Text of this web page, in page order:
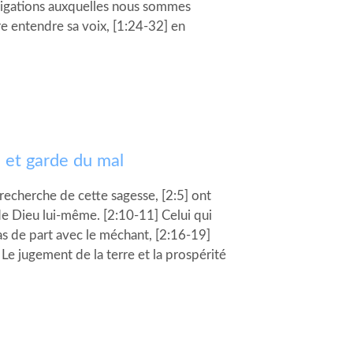
auxquelles nous sommes
entendre sa voix, [1:24-32] en
garde du mal
de cette sagesse, [2:5] ont
Dieu lui-même. [2:10-11] Celui qui
de part avec le méchant, [2:16-19]
jugement de la terre et la prospérité